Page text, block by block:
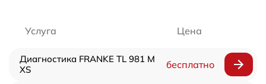
Услуга Цена
Диагностика FRANKE TL 981 M
XS
бесплатно